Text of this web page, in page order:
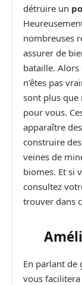
détruire un
nombreuses
assurer de
bataille.
n’êtes pas
sont plus que
pour vous.
apparaître
construire
veines de
biomes. Et si
consultez
trouver dans
En parlant de
vous